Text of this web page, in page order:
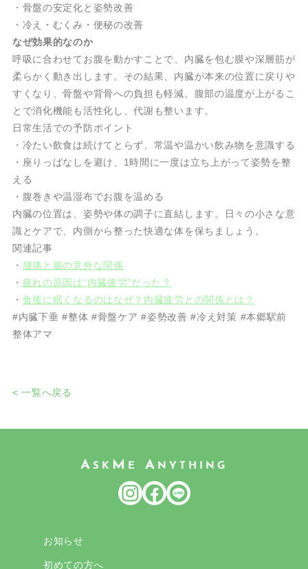
・骨盤の安定化と姿勢改善
・冷え・むくみ・便秘の改善
なぜ効果的なのか
呼吸に合わせてお腹を動かすことで、内臓を包む膜や深層筋が
柔らかく動き出します。その結果、内臓が本来の位置に戻りや
すくなり、骨盤や背骨への負担も軽減。腹部の温度が上がるこ
とで消化機能も活性化し、代謝も整います。
日常生活での予防ポイント
・冷たい飲食は続けてとらず、常温や温かい飲み物を意識する
・座りっぱなしを避け、1時間に一度は立ち上がって姿勢を整
える
・腹巻きや温湿布でお腹を温める
内臓の位置は、姿勢や体の調子に直結します。日々の小さな意
識とケアで、内側から整った快適な体を保ちましょう。
関連記事
・ 腰痛と腸の意外な関係
・ 疲れの原因は“内臓疲労”だった？
・ 食後に眠くなるのはなぜ？内臓疲労との関係とは？
#内臓下垂 #整体 #骨盤ケア #姿勢改善 #冷え対策 #本郷駅前
整体アマ
< 一覧へ戻る
A SK M E A NYTHING
お知らせ
初めての方へ